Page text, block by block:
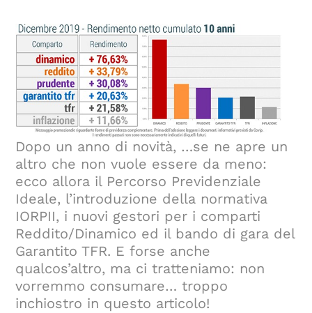
Dopo un anno di novità, …se ne apre un
altro che non vuole essere da meno:
ecco allora il Percorso Previdenziale
Ideale, l’introduzione della normativa
IORPII, i nuovi gestori per i comparti
Reddito/Dinamico ed il bando di gara del
Garantito TFR. E forse anche
qualcos’altro, ma ci tratteniamo: non
vorremmo consumare… troppo
inchiostro in questo articolo!